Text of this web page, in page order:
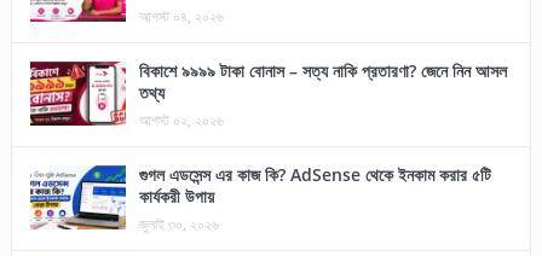
আগস্ট ০৪, ২০২৬
বিকাশে ৯৯৯৯ টাকা বোনাস – সত্য নাকি প্রতারণা? জেনে নিন আসল
তথ্য
আগস্ট ০২, ২০২৬
গুগল এডসেন্স এর কাজ কি? AdSense থেকে ইনকাম করার ৫টি
কার্যকরী উপায়
জুলাই ৩০, ২০২৬